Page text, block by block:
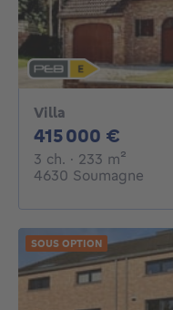
Villa
415 000 €
3 ch. 3 chambres
· 233 m²
4630 Soumagne
SOUS OPTION